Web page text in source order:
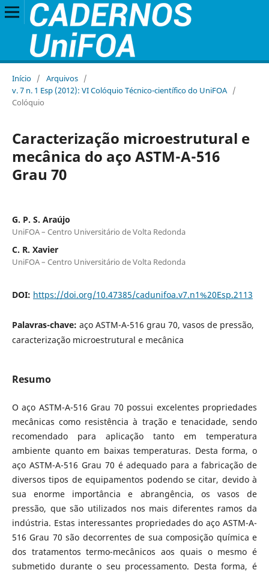
Início / Arquivos /
v. 7 n. 1 Esp (2012): VI Colóquio Técnico-científico do UniFOA /
Colóquio
Caracterização microestrutural e
mecânica do aço ASTM-A-516
Grau 70
G. P. S. Araújo
UniFOA – Centro Universitário de Volta Redonda
C. R. Xavier
UniFOA – Centro Universitário de Volta Redonda
DOI: https://doi.org/10.47385/cadunifoa.v7.n1%20Esp.2113
Palavras-chave: aço ASTM-A-516 grau 70, vasos de pressão,
caracterização microestrutural e mecânica
Resumo
O aço ASTM-A-516 Grau 70 possui excelentes propriedades
mecânicas como resistência à tração e tenacidade, sendo
recomendado para aplicação tanto em temperatura
ambiente quanto em baixas temperaturas. Desta forma, o
aço ASTM-A-516 Grau 70 é adequado para a fabricação de
diversos tipos de equipamentos podendo se citar, devido à
sua enorme importância e abrangência, os vasos de
pressão, que são utilizados nos mais diferentes ramos da
indústria. Estas interessantes propriedades do aço ASTM-A-
516 Grau 70 são decorrentes de sua composição química e
dos tratamentos termo-mecânicos aos quais o mesmo é
submetido durante o seu processamento. Desta forma, é